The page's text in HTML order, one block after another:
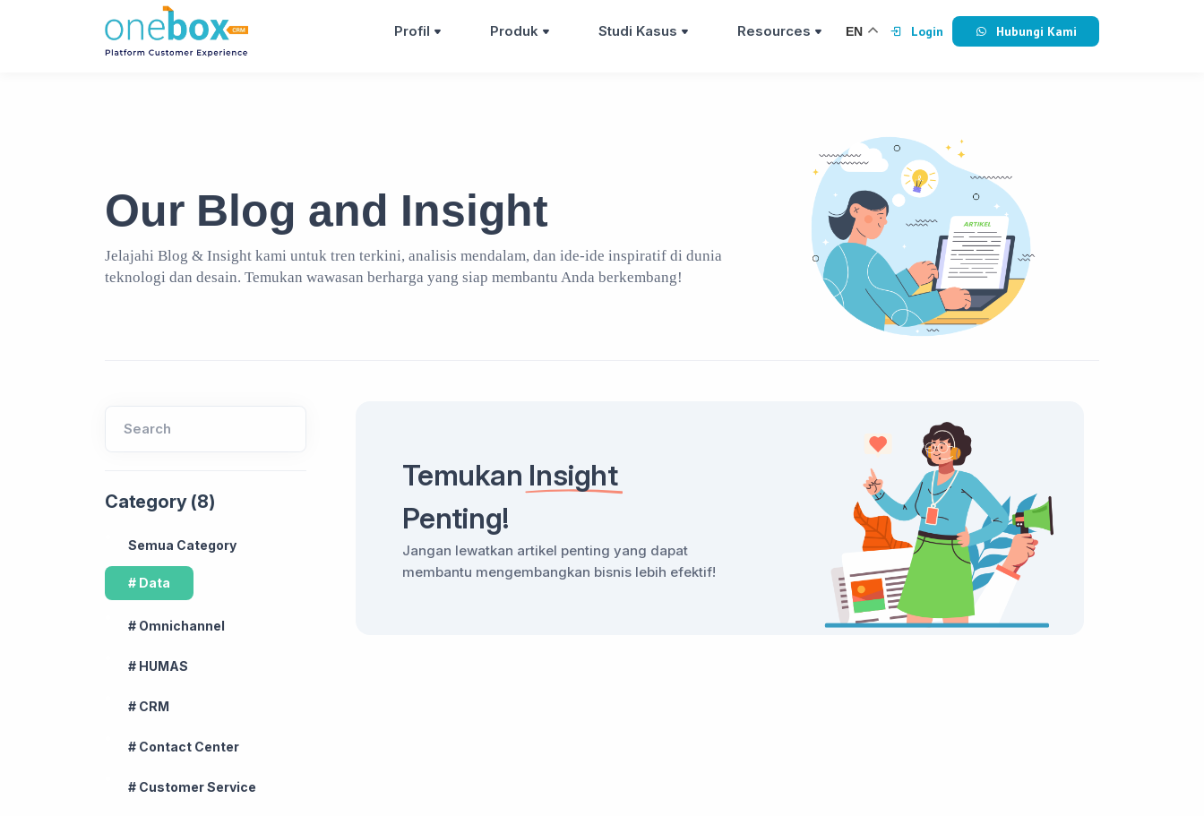
Profil Produk Studi Kasus Resources EN Login Hubungi Kami
Our Blog and Insight
Jelajahi Blog & Insight kami untuk tren terkini, analisis mendalam, dan ide-ide inspiratif di dunia
teknologi dan desain. Temukan wawasan berharga yang siap membantu Anda berkembang!
Temukan Insight
Penting!
Jangan lewatkan artikel penting yang dapat
membantu mengembangkan bisnis lebih efektif!
Search
Category (8)
Semua Category
# Data
# Omnichannel
# HUMAS
# CRM
# Contact Center
# Customer Service